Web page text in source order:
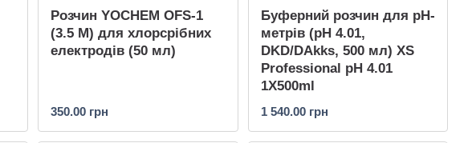
Розчин YOCHEM OFS-1
(3.5 M) для хлорсрібних
електродів (50 мл)
350.00 грн
Буферний розчин для pH-
метрів (pH 4.01,
DKD/DAkks, 500 мл) XS
Professional pH 4.01
1X500ml
1 540.00 грн